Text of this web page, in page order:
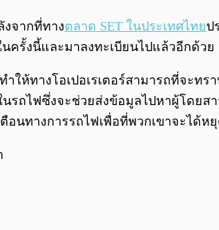
งจากที่ทางตลาด SET ในประเทศไทยป
รั้งนี้และมาลงทะเบียนไปแล้วอีกด้วย
ทางโอเปอเรเตอร์สามารถที่จะทร
รถไฟซึ่งจะช่วยส่งข้อมูลไปหาผู้โดย
ทางการรถไฟเพื่อที่พวกเขาจะได้